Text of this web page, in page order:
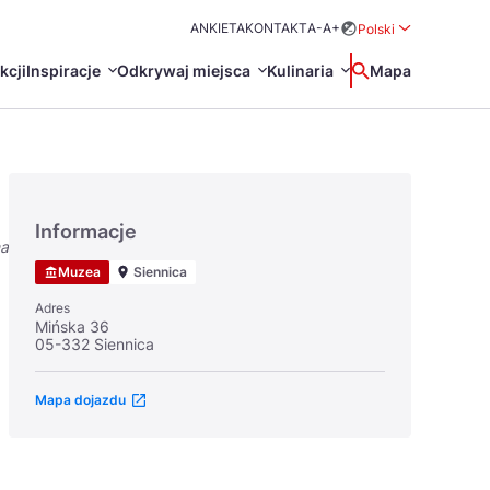
ANKIETAKONTAKTA-A+
Polski
Inspiracje Odkrywaj miejsca
Turystyczne
Kulinaria Wyszukaj
Mapa
日本語
Informacje
Muzea Siennica
Adres
Mińska 36
05-332 Siennica
Mapa dojazdu